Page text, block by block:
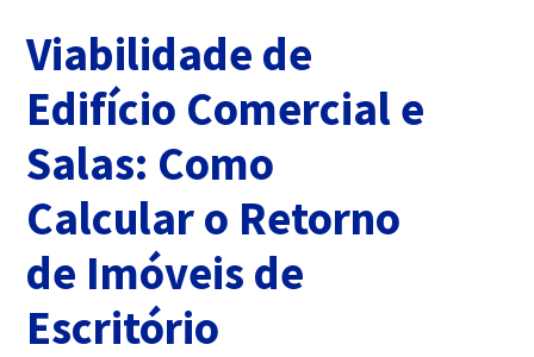
BLOG
LOGIN
Viabilidade de
Edifício Comercial e
Salas: Como
Calcular o Retorno
de Imóveis de
Escritório